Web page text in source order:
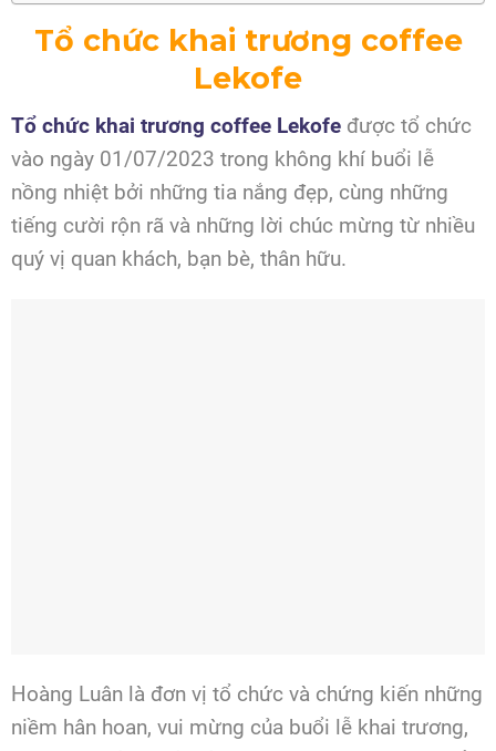
Tổ chức khai trương coffee
Lekofe
Tổ chức khai trương coffee Lekofe được tổ chức
vào ngày 01/07/2023 trong không khí buổi lễ
nồng nhiệt bởi những tia nắng đẹp, cùng những
tiếng cười rộn rã và những lời chúc mừng từ nhiều
quý vị quan khách, bạn bè, thân hữu.
Hoàng Luân là đơn vị tổ chức và chứng kiến những
niềm hân hoan, vui mừng của buổi lễ khai trương,